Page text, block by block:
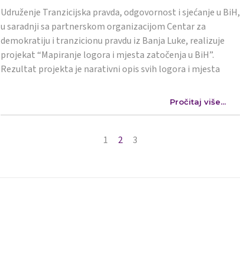
Udruženje Tranzicijska pravda, odgovornost i sjećanje u BiH,
u saradnji sa partnerskom organizacijom Centar za
demokratiju i tranzicionu pravdu iz Banja Luke, realizuje
projekat “Mapiranje logora i mjesta zatočenja u BiH”.
Rezultat projekta je narativni opis svih logora i mjesta
Pročitaj više...
1 2 3